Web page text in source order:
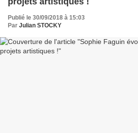
Publié le 30/09/2018 à 15:03
Par Julian STOCKY